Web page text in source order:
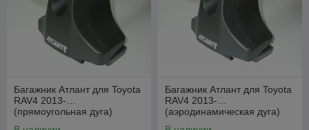
Багажник Атлант для Toyota
RAV4 2013-…
(прямоугольная дуга)
Багажник Атлант для Toyota
RAV4 2013-…
(аэродинамическая дуга)